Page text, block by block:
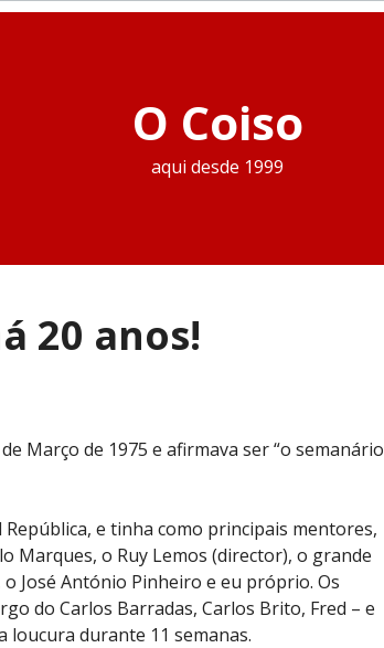
O Coiso
aqui desde 1999
20 anos!
Março de 1975 e afirmava ser “o semanário
e tinha como principais mentores,
Marques, o Ruy Lemos (director), o grande
José António Pinheiro e eu próprio. Os
do Carlos Barradas, Carlos Brito, Fred – e
durante 11 semanas.